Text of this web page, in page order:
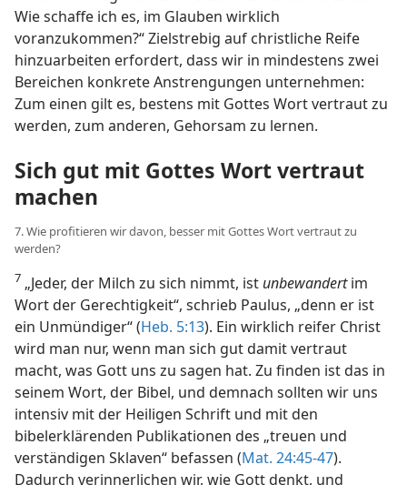
Wie schaffe ich es, im Glauben wirklich
voranzukommen?“ Zielstrebig auf christliche Reife
hinzuarbeiten erfordert, dass wir in mindestens zwei
Bereichen konkrete Anstrengungen unternehmen:
Zum einen gilt es, bestens mit Gottes Wort vertraut zu
werden, zum anderen, Gehorsam zu lernen.
Sich gut mit Gottes Wort vertraut
machen
7. Wie profitieren wir davon, besser mit Gottes Wort vertraut zu
werden?
7 „Jeder, der Milch zu sich nimmt, ist unbewandertim
Wort der Gerechtigkeit“, schrieb Paulus, „denn er ist
ein Unmündiger“ (Heb. 5:13). Ein wirklich reifer Christ
wird man nur, wenn man sich gut damit vertraut
macht, was Gott uns zu sagen hat. Zu finden ist das in
seinem Wort, der Bibel, und demnach sollten wir uns
intensiv mit der Heiligen Schrift und mit den
bibelerklärenden Publikationen des „treuen und
verständigen Sklaven“ befassen (Mat. 24:45-47).
Dadurch verinnerlichen wir, wie Gott denkt, und